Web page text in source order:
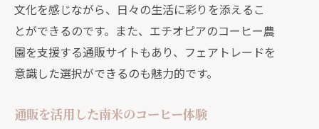
文化を感じながら、日々の生活に彩りを添えるこ
とができるのです。また、エチオピアのコーヒー農
園を支援する通販サイトもあり、フェアトレードを
意識した選択ができるのも魅力的です。
通販を活用した南米のコーヒー体験